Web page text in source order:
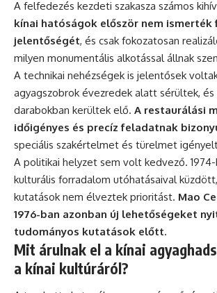
A felfedezés kezdeti szakasza számos
kínai hatóságok először nem
jelentőségét, és csak fokozatosan
milyen monumentális alkotással állnak
A technikai nehézségek is jelentősek
agyagszobrok évezredek alatt sérültek,
darabokban kerültek elő. A restaurálási
időigényes és precíz feladatnak
speciális szakértelmet és türelmet
A politikai helyzet sem volt kedvező.
kulturális forradalom utóhatásaival
kutatások nem élveztek prioritást. Mao
1976-ban azonban új lehetőségeket
tudományos kutatások előtt.
Mit árulnak el a kínai
a kínai kultúráról?